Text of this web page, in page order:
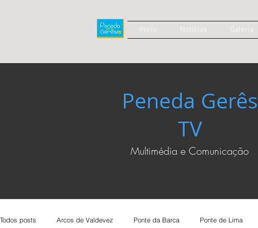
Início Notícias Galeria
Peneda Gerês
TV
Multimédia e Comunicação
Todos posts Arcos de Valdevez Ponte da Barca Ponte de Lima